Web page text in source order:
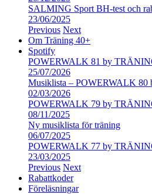
SALMING Sport BH-test och
23/06/2025
Previous Next
Om Träning 40+
Spotify
POWERWALK 81 by
25/07/2026
Musiklista – POWERWALK
02/03/2026
POWERWALK 79 by
08/11/2025
Ny musiklista för träning
06/07/2025
POWERWALK 77 by
23/03/2025
Previous Next
Rabattkoder
Föreläsningar